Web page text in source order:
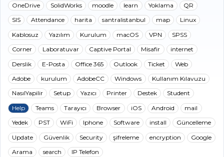
OneDrive SolidWorks moodle learn Yoklama
QR
SIS
Attendance harita santralistanbul map
Linux
Kablosuz
Yazılım Kurulum macOS VPN
SPSS
Corner
Laboratuvar Captive Portal Misafir
internet
Derslik
E-Posta Office 365 Outlook Ticket
Web
Adobe
kurulum AdobeCC Windows
Kullanım Kılavuzu
NasılYapilir
Setup Yazıcı Printer Destek
Student
Help
Teams Tarayıcı Browser iOS Android
mail
Yedek
PST WiFi Iphone Software install
Güncelleme
Update
Güvenlik Security şifreleme encryption
Google
Arama
search IP Telefon